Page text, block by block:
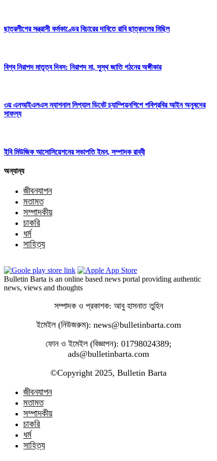
ছাত্রলীগের সন্ত্রাসী কর্মকাণ্ডের বিচারের দাবিতে রাবি ছাত্রদলের মিছিল
বিশ্ব নিরাপদ মাতৃত্ব দিবস: নিরাপদ মা, সুস্থ জাতি গঠনের অঙ্গীকার
৩য় এনআইএলএস ন্যাশনাল লিগ্যাল ডিবেট চ্যাম্পিয়নশিপে পবিপ্রবির আইন অনুষদের
সাফল্য
ইবি মিউজিক আসোসিয়েশনের সভাপতি ইমন, সম্পাদক রাব্বী
অন্যান্য
জীবনযাপন
মতামত
সম্পাদকীয়
চাকরি
ধর্ম
সাহিত্য
Bulletin Barta is an online based news portal providing authentic
news, views and thoughts
সম্পাদক ও প্রকাশক: আবু হাসনাত তুহিন
ইমেইল (নিউজরুম): news@bulletinbarta.com
ফোন ও ইমেইল (বিজ্ঞাপন): 01798024389;
ads@bulletinbarta.com
©️Copyright 2025, Bulletin Barta
জীবনযাপন
মতামত
সম্পাদকীয়
চাকরি
ধর্ম
সাহিত্য